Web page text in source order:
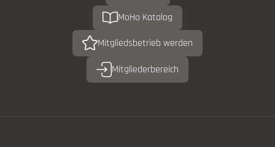
MoHo Katalog
Mitgliedsbetrieb werden
Mitgliederbereich